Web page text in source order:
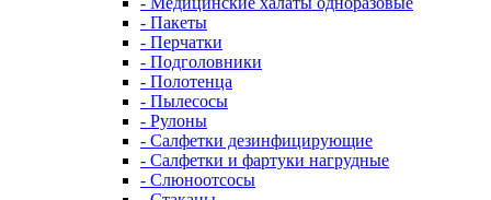
- Пакеты
- Перчатки
- Подголовники
- Полотенца
- Пылесосы
- Рулоны
- Салфетки дезинфицирующие
- Салфетки и фартуки нагрудные
- Слюноотсосы